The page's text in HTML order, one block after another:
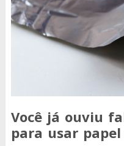
Você já ouviu
para usar